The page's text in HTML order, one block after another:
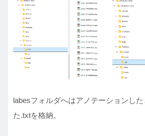
labesフォルダへはアノテーションし
た.txtを格納。